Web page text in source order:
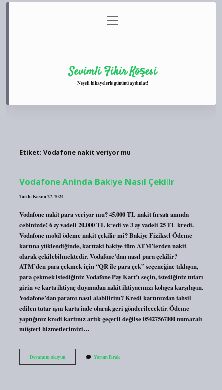
Gizlilik Politikası
menüyü
aç
Sevimli Fikir Köşesi
Neşeli hikayelerle gününü aydınlat!
Etiket: Vodafone nakit veriyor mu
Vodafone Aninda Bakiye Nasıl Çekilir
Tarih: Kasım 27, 2024
Vodafone nakit para veriyor mu? 45.000 TL nakit fırsatı anında
cebinizde! 6 ay vadeli 20.000 TL kredi ve 3 ay vadeli 25 TL kredi.
Vodafone mobil ödeme nakit çekilir mi? Bakiye Fiziksel Ödeme
kartına yüklendiğinde, karttaki bakiye tüm ATM’lerden nakit
olarak çekilebilmektedir. Vodafone’dan nasıl para çekilir?
ATM’den para çekmek için “QR ile para çek” seçeneğine tıklayın,
para çekmek istediğiniz Vodafone Pay Kart’ı seçin, istediğiniz tutarı
girin ve karta ihtiyaç duymadan nakit ihtiyacınızı kolayca karşılayın.
Vodafone’dan paramı nasıl alabilirim? Kredi kartınızdan tahsil
edilen tutar aynı karta iade olarak geri gönderilecektir. Ödeme
yaptığınız kredi kartınız artık geçerli değilse 05427567000 numaralı
müşteri hizmetlerimizi…
Devamını okuyunVodafone
Aninda
Yorum Bırak